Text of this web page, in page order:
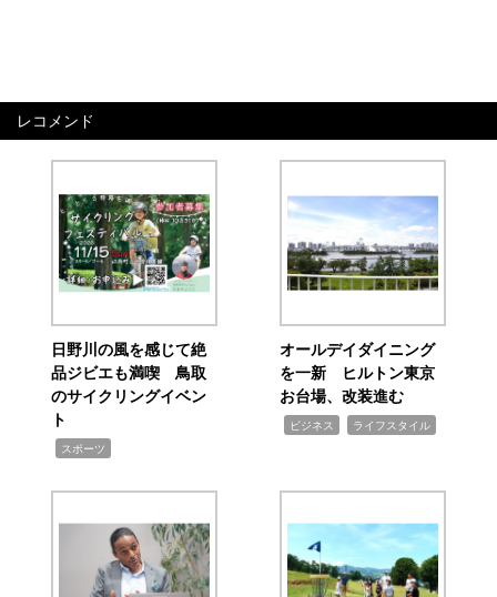
レコメンド
日野川の風を感じて絶
品ジビエも満喫 鳥取
のサイクリングイベン
ト
スポーツ
オールデイダイニング
を一新 ヒルトン東京
お台場、改装進む
ビジネス ライフスタイル